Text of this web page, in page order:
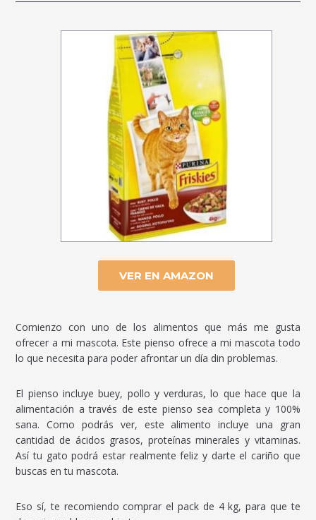
VER EN AMAZON
Comienzo con uno de los alimentos que más me gusta
ofrecer a mi mascota. Este pienso ofrece a mi mascota todo
lo que necesita para poder afrontar un día din problemas.
El pienso incluye buey, pollo y verduras, lo que hace que la
alimentación a través de este pienso sea completa y 100%
sana. Como podrás ver, este alimento incluye una gran
cantidad de ácidos grasos, proteínas minerales y vitaminas.
Así tu gato podrá estar realmente feliz y darte el cariño que
buscas en tu mascota.
Eso sí, te recomiendo comprar el pack de 4 kg, para que te